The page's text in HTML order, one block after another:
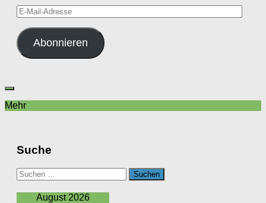
E-
Mail-
Adresse
Abonnieren
Mehr
Suche
Suchen
nach:
August 2026